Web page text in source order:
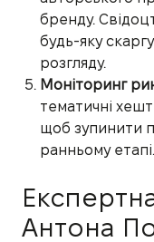
бренду.
будь-яку
розгляду.
Моніторинг
тематичні
щоб зупинити
ранньому етапі.
Антона